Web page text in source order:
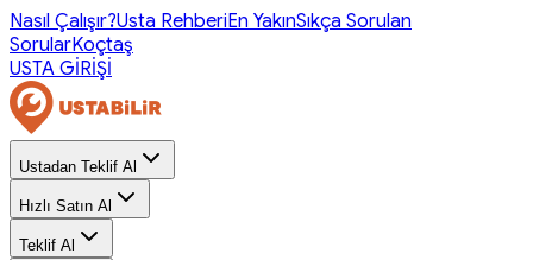
Nasıl Çalışır?Usta RehberiEn YakınSıkça Sorulan
SorularKoçtaş
USTA GİRİŞİ
Ustadan Teklif Al
Hızlı Satın Al
Teklif Al